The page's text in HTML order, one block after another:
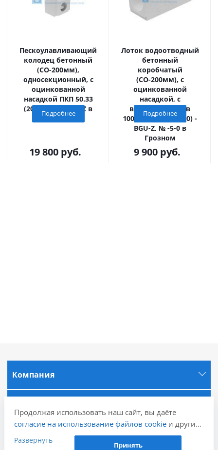
Пескоулавливающий
колодец бетонный
(СО-200мм),
односекционный, с
оцинкованной
насадкой ПКП 50.33
(20).74(70) - BGU-Z в
Грозном
19 800 руб.
Подробнее
Лоток водоотводный
бетонный
коробчатый
(СО-200мм), с
оцинкованной
насадкой, с
водосливом КUв
100.26,3 (20).25,5(20) -
BGU-Z, № -5-0 в
Грозном
9 900 руб.
Подробнее
Компания
Продолжая использовать наш сайт, вы даёте
согласие на использование файлов cookieи других
пользовательских данных (включая IP-адрес,
сведения о местоположении, устройстве, действиях
Развернуть
Принять